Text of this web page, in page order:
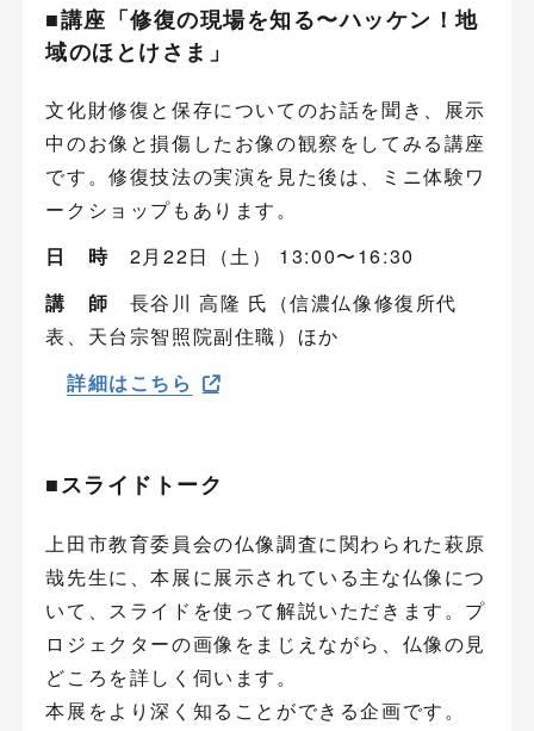
■講座「修復の現場を知る〜ハッケン！地
域のほとけさま」
文化財修復と保存についてのお話を聞き、展示
中のお像と損傷したお像の観察をしてみる講座
です。修復技法の実演を見た後は、ミニ体験ワ
ークショップもあります。
日 時 2月22日（土） 13:00〜16:30
講 師 長谷川 高隆 氏（信濃仏像修復所代
表、天台宗智照院副住職）ほか
詳細はこちら
■スライドトーク
上田市教育委員会の仏像調査に関わられた萩原
哉先生に、本展に展示されている主な仏像につ
いて、スライドを使って解説いただきます。プ
ロジェクターの画像をまじえながら、仏像の見
どころを詳しく伺います。
本展をより深く知ることができる企画です。